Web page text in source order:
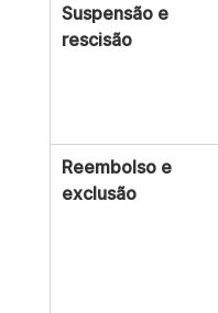
Suspensão e
rescisão
Reembolso e
exclusão